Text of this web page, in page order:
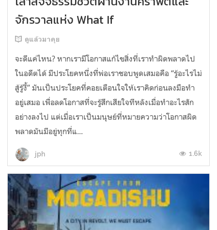
จักรวาลแห่ง What If
ดูแล้วมาคุย
จะดีแค่ไหน? หากเรามีโอกาสแก้ไขสิ่งที่เราทำผิดพลาดไป
ในอดีตได้ มีประโยคหนึ่งที่พ่อเราชอบพูดเสมอคือ “รู้อะไรไม่
สู้รู้งี้” มันเป็นประโยคที่คอยเตือนใจให้เราคิดก่อนลงมือทำ
อยู่เสมอ เพื่อลดโอกาสที่จะรู้สึกเสียใจทีหลังเมื่อทำอะไรสัก
อย่างลงไป แต่เมื่อเราเป็นมนุษย์ที่หมายความว่าโอกาสผิด
พลาดมันมีอยู่ทุกที่แ...
jph 1.6k